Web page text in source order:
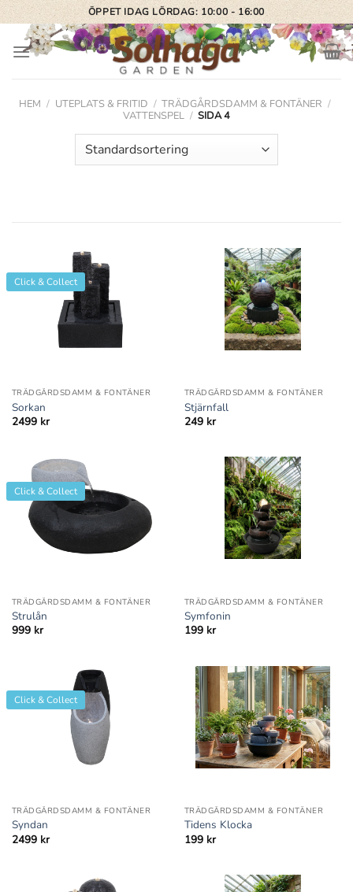
Skip
to
content
ÖPPET IDAG LÖRDAG: 10:00 - 16:00
HEM / UTEPLATS & FRITID / TRÄDGÅRDSDAMM & FONTÄNER /
VATTENSPEL / SIDA 4
Click & Collect
TRÄDGÅRDSDAMM & FONTÄNER
Sorkan
2499 kr
TRÄDGÅRDSDAMM & FONTÄNER
Stjärnfall
249 kr
Click & Collect
TRÄDGÅRDSDAMM & FONTÄNER
Strulån
999 kr
TRÄDGÅRDSDAMM & FONTÄNER
Symfonin
199 kr
Click & Collect
TRÄDGÅRDSDAMM & FONTÄNER
Syndan
2499 kr
TRÄDGÅRDSDAMM & FONTÄNER
Tidens Klocka
199 kr